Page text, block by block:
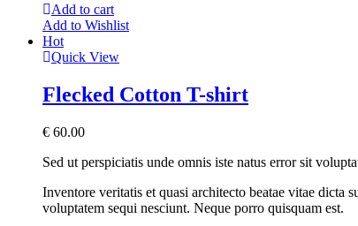
Add to cart
Add to Wishlist
Hot
Quick View
Flecked Cotton T-shirt
€ 60.00
Sed ut perspiciatis unde omnis iste natus error sit
Inventore veritatis et quasi architecto beatae vitae dicta
voluptatem sequi nesciunt. Neque porro quisquam est.